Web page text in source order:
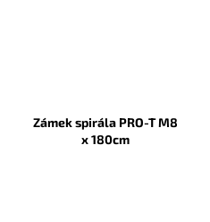
Zámek spirála PRO-T M8
x 180cm